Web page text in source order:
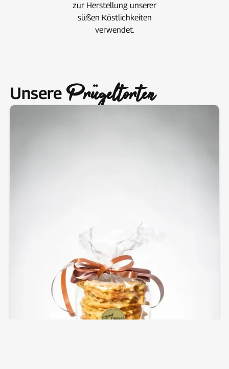
zur Herstellung unserer
süßen Köstlichkeiten
verwendet.
UnserePrügeltorten